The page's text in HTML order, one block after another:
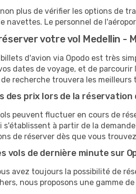
plus de vérifier les options de
navettes. Le personnel de
votre vol Medellin -
d'avion via Opodo est très
dates de voyage, et de
recherche trouvera les
des prix lors de la réservation
peuvent fluctuer en cours de
s'établissent à partir de la
de réserver dès que vous
vols de dernière minute sur
avez toujours la possibilité de
nous proposons une gamme